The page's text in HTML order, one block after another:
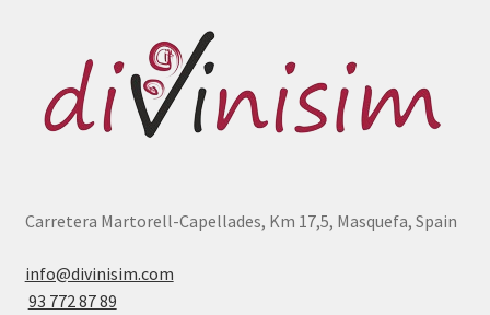
Carretera Martorell-Capellades, Km 17,5, Masquefa, Spain
info@divinisim.com
93 772 87 89